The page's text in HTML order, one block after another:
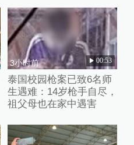
3小时前 00:53
泰国校园枪案已致6名师
生遇难：14岁枪手自尽，
祖父母也在家中遇害